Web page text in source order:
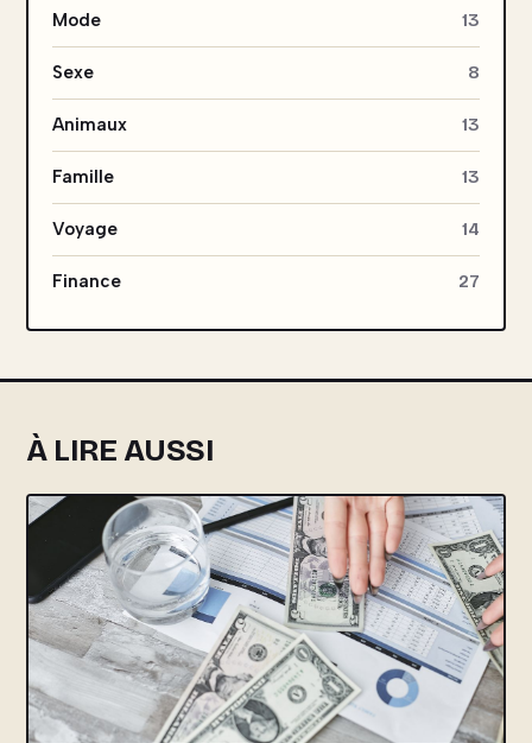
Mode 13
Sexe 8
Animaux 13
Famille 13
Voyage 14
Finance 27
À LIRE AUSSI